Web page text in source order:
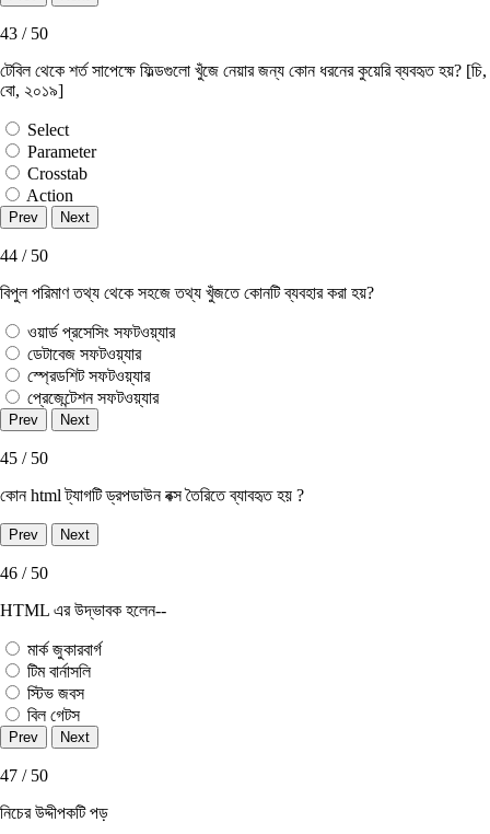
43 / 50
টেবিল থেকে শর্ত সাপেক্ষে ফিল্ডগুলাে খুঁজে নেয়ার জন্য কোন ধরনের কুয়েরি ব্যবহৃত হয়? [চি,
বাে, ২০১৯]
Select
Parameter
Crosstab
Action
44 / 50
বিপুল পরিমাণ তথ্য থেকে সহজে তথ্য খুঁজতে কোনটি ব্যবহার করা হয়?
ওয়ার্ড প্রসেসিং সফটওয়্যার
ডেটাবেজ সফটওয়্যার
স্প্রেডশিট সফটওয়্যার
প্রেজেন্টেশন সফটওয়্যার
45 / 50
কোন html ট্যাগটি ড্রপডাউন বক্স তৈরিতে ব্যাবহৃত হয় ?
46 / 50
HTML এর উদ্ভাবক হলেন--
মার্ক জুকারবার্গ
টিম বার্নাসলি
স্টিভ জবস
বিল গেটস
47 / 50
নিচের উদ্দীপকটি পড়